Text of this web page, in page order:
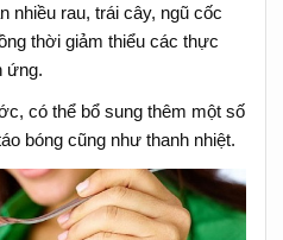
nhiều rau, trái cây, ngũ cốc
thời giảm thiểu các thực
ứng.
có thể bổ sung thêm một số
bóng cũng như thanh nhiệt.